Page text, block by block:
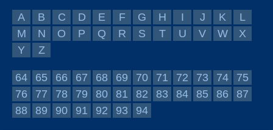
A B C D E F G H I J K
L
M
N O P Q R S T U V W
X
Y
Z
64 65 66 67 68 69 70 71 72 73 74
75
76
77 78 79 80 81 82 83 84 85 86
87
88
89 90 91 92 93 94